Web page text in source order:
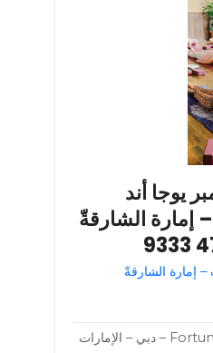
يوجا أند
إمارة الشارقةّ
– إمارة الشارقةّ
Fortunato bldg، JVC – دبي – الإمارات